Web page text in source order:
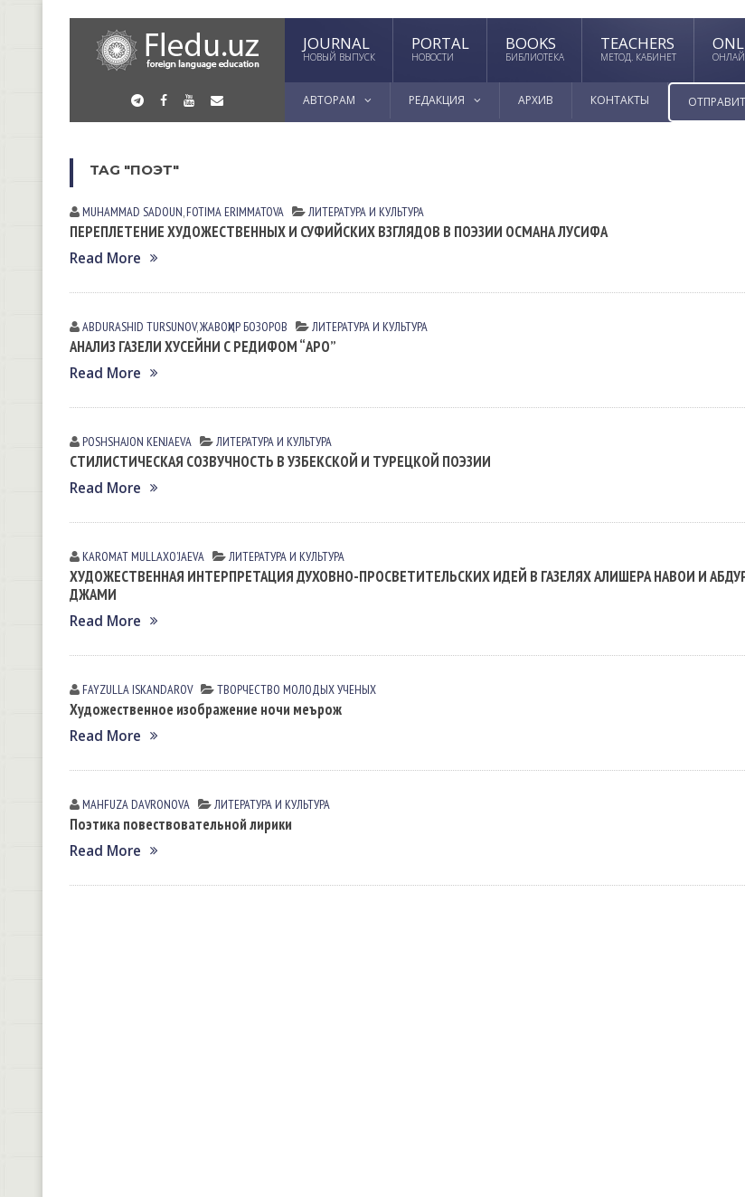
JOURNAL
НОВЫЙ ВЫПУСК
PORTAL
НОВОСТИ
BOOKS
БИБЛИОТЕКА
TEACHERS
МЕТОД. КАБИНЕТ
АВТОРАМ РЕДАКЦИЯ АРХИВ КОНТАКТЫ
TAG "ПОЭТ"
MUHAMMAD SADOUN,FOTIMA ERIMMATOVA ЛИТЕРАТУРА И КУЛЬТУРА
ПЕРЕПЛЕТЕНИЕ ХУДОЖЕСТВЕННЫХ И СУФИЙСКИХ ВЗГЛЯДОВ В ПОЭЗИИ ОСМАНА ЛУСИФА
Read More
ABDURASHID TURSUNOV,ЖАВОҲИР БОЗОРОВ ЛИТЕРАТУРА И КУЛЬТУРА
АНАЛИЗ ГАЗЕЛИ ХУСЕЙНИ С РЕДИФОМ “АРО”
Read More
POSHSHAJON KENJАEVА ЛИТЕРАТУРА И КУЛЬТУРА
СТИЛИСТИЧЕСКАЯ СОЗВУЧНОСТЬ В УЗБЕКСКОЙ И ТУРЕЦКОЙ ПОЭЗИИ
Read More
KAROMAT MULLАXOʼJАEVА ЛИТЕРАТУРА И КУЛЬТУРА
ХУДОЖЕСТВЕННАЯ ИНТЕРПРЕТАЦИЯ ДУХОВНО-ПРОСВЕТИТЕЛЬСКИХ ИДЕЙ В ГАЗЕЛЯХ АЛИШЕРА НАВОИ И
ДЖАМИ
Read More
FAYZULLA ISKАNDАROV ТВОРЧЕСТВО МОЛОДЫХ УЧЕНЫХ
Художественное изображение ночи меърож
Read More
MAHFUZA DАVRONOVА ЛИТЕРАТУРА И КУЛЬТУРА
Поэтика повествовательной лирики
Read More